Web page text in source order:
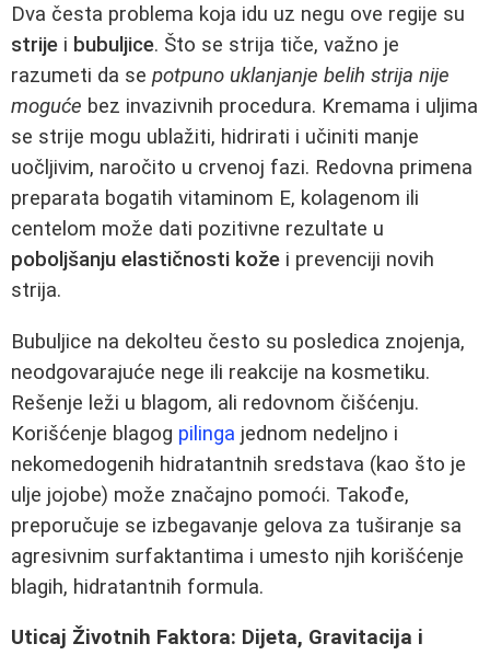
Dva česta problema koja idu uz negu ove regije su
strije i bubuljice. Što se strija tiče, važno je
razumeti da se potpuno uklanjanje belih strija nije
moguće bez invazivnih procedura. Kremama i uljima
se strije mogu ublažiti, hidrirati i učiniti manje
uočljivim, naročito u crvenoj fazi. Redovna primena
preparata bogatih vitaminom E, kolagenom ili
centelom može dati pozitivne rezultate u
poboljšanju elastičnosti kože i prevenciji novih
strija.
Bubuljice na dekolteu često su posledica znojenja,
neodgovarajuće nege ili reakcije na kosmetiku.
Rešenje leži u blagom, ali redovnom čišćenju.
Korišćenje blagog pilinga jednom nedeljno i
nekomedogenih hidratantnih sredstava (kao što je
ulje jojobe) može značajno pomoći. Takođe,
preporučuje se izbegavanje gelova za tuširanje sa
agresivnim surfaktantima i umesto njih korišćenje
blagih, hidratantnih formula.
Uticaj Životnih Faktora: Dijeta, Gravitacija i